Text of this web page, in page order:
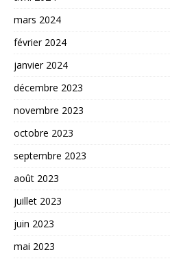
mars 2024
février 2024
janvier 2024
décembre 2023
novembre 2023
octobre 2023
septembre 2023
août 2023
juillet 2023
juin 2023
mai 2023